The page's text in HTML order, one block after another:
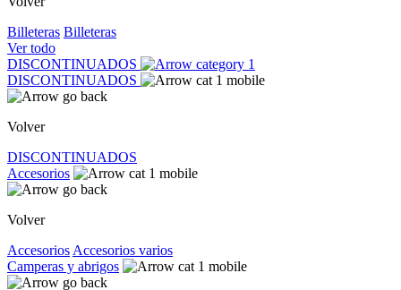
Billeteras Billeteras
Ver todo
DISCONTINUADOS
DISCONTINUADOS
Volver
DISCONTINUADOS
Accesorios
Volver
Accesorios Accesorios varios
Camperas y abrigos